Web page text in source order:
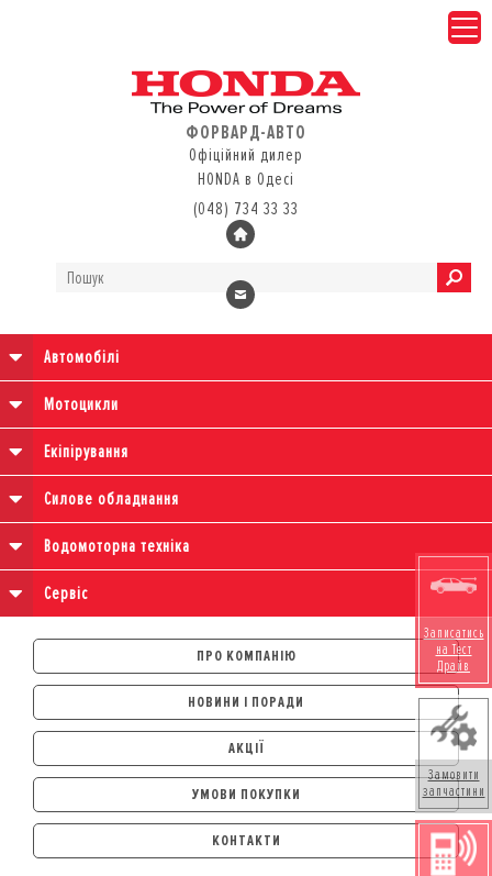
ФОРВАРД-АВТО
Офіційний дилер
HONDA в Одесі
(048) 734 33 33
Автомобілі
Мотоцикли
Екіпірування
Силове обладнання
Водомоторна техніка
Сервіс
ПРО КОМПАНІЮ
НОВИНИ І ПОРАДИ
АКЦІЇ
УМОВИ ПОКУПКИ
АВТОМОБІЛІ
ЛІЗИНГ
КОНТАКТИ
Записатись
на Тест
Драйв
Замовити
запчастини